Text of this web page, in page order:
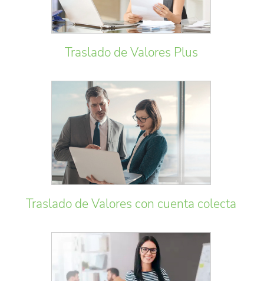
Traslado de Valores Plus
Traslado de Valores con cuenta colecta